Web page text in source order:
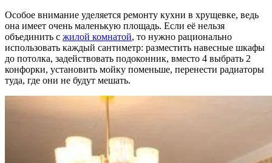
Особое внимание уделяется ремонту кухни в хрущевке, ведь
она имеет очень маленькую площадь. Если её нельзя
объединить с жилой комнатой, то нужно рационально
использовать каждый сантиметр: разместить навесные шкафы
до потолка, задействовать подоконник, вместо 4 выбрать 2
конфорки, установить мойку поменьше, перенести радиаторы
туда, где они не будут мешать.